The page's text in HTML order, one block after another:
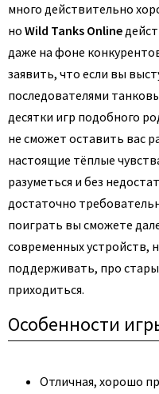
много действительно
но Wild Tanks Online
даже на фоне
заявить, что если вы
последователями
десятки игр подобного
не сможет оставить вас
настоящие тёплые
разуметься и без
достаточно
поиграть вы сможете
современных устройств,
поддерживать, про
приходиться.
Особенности
Отличная, хорошо